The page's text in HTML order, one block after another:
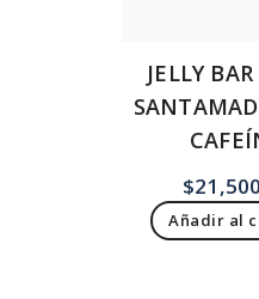
JELLY
$
Añadir al